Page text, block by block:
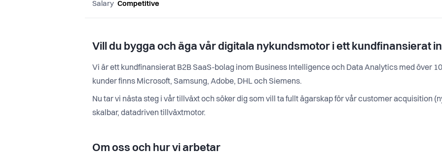
Salary Competitive
Vill du bygga och äga vår digitala nykundsmotor i ett kundfinansierat
Vi är ett kundfinansierat B2B SaaS-bolag inom Business Intelligence och Data Analytics med över
kunder finns Microsoft, Samsung, Adobe, DHL och Siemens.
Nu tar vi nästa steg i vår tillväxt och söker dig som vill ta fullt ägarskap för vår customer acquisition
skalbar, datadriven tillväxtmotor.
Om oss och hur vi arbetar